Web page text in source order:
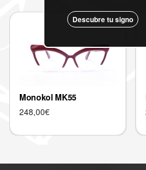
Monokol MK55
248,00€
Descubre tu signo